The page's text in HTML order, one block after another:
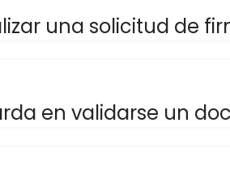
una solicitud de
en validarse un